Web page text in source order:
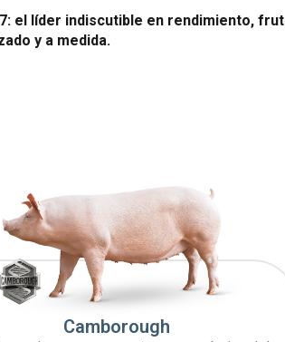
el líder indiscutible en rendimiento,
y a medida.
Camborough